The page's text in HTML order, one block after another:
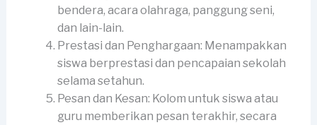
bendera, acara olahraga, panggung seni,
dan lain-lain.
Prestasi dan Penghargaan: Menampakkan
siswa berprestasi dan pencapaian sekolah
selama setahun.
Pesan dan Kesan: Kolom untuk siswa atau
guru memberikan pesan terakhir, secara